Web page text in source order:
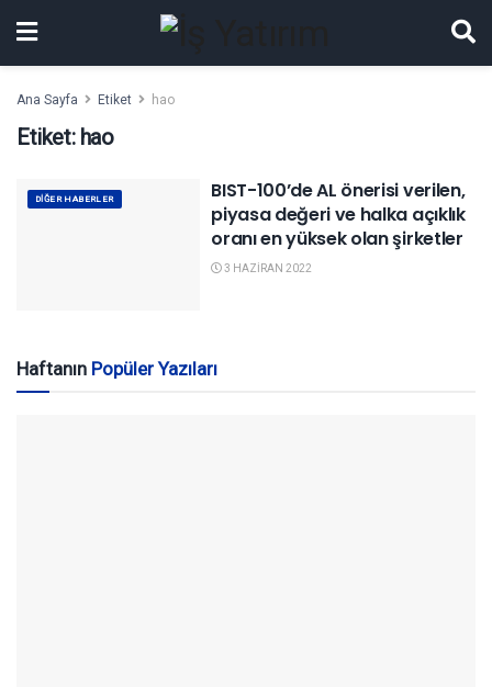
Ana Sayfa Etiket hao
Etiket: hao
DIĞER HABERLER
BIST-100’de AL önerisi verilen,
piyasa değeri ve halka açıklık
oranı en yüksek olan şirketler
3 HAZIRAN 2022
Haftanın Popüler Yazıları